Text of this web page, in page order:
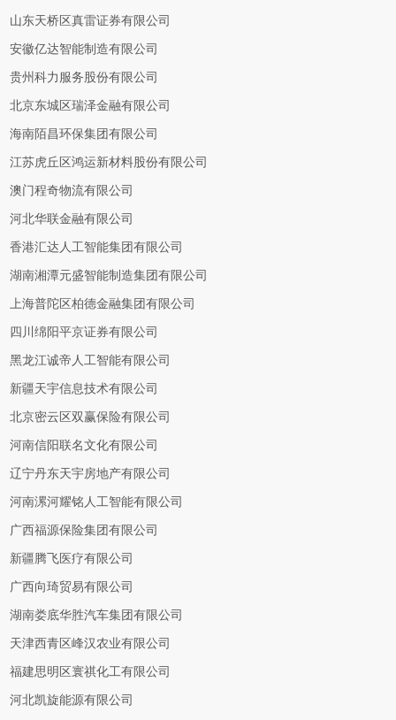
山东天桥区真雷证券有限公司
安徽亿达智能制造有限公司
贵州科力服务股份有限公司
北京东城区瑞泽金融有限公司
海南陌昌环保集团有限公司
江苏虎丘区鸿运新材料股份有限公司
澳门程奇物流有限公司
河北华联金融有限公司
香港汇达人工智能集团有限公司
湖南湘潭元盛智能制造集团有限公司
上海普陀区柏德金融集团有限公司
四川绵阳平京证券有限公司
黑龙江诚帝人工智能有限公司
新疆天宇信息技术有限公司
北京密云区双赢保险有限公司
河南信阳联名文化有限公司
辽宁丹东天宇房地产有限公司
河南漯河耀铭人工智能有限公司
广西福源保险集团有限公司
新疆腾飞医疗有限公司
广西向琦贸易有限公司
湖南娄底华胜汽车集团有限公司
天津西青区峰汉农业有限公司
福建思明区寰祺化工有限公司
河北凯旋能源有限公司